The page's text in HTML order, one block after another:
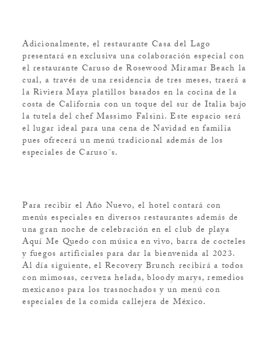
Adicionalmente, el restaurante Casa del Lago
presentará en exclusiva una colaboración especial con
el restaurante Caruso de Rosewood Miramar Beach la
cual, a través de una residencia de tres meses, traerá a
la Riviera Maya platillos basados en la cocina de la
costa de California con un toque del sur de Italia bajo
la tutela del chef Massimo Falsini. Este espacio será
el lugar ideal para una cena de Navidad en familia
pues ofrecerá un menú tradicional además de los
especiales de Caruso´s.
Para recibir el Año Nuevo, el hotel contará con
menús especiales en diversos restaurantes además de
una gran noche de celebración en el club de playa
Aquí Me Quedo con música en vivo, barra de cocteles
y fuegos artificiales para dar la bienvenida al 2023.
Al día siguiente, el Recovery Brunch recibirá a todos
con mimosas, cerveza helada, bloody marys, remedios
mexicanos para los trasnochados y un menú con
especiales de la comida callejera de México.